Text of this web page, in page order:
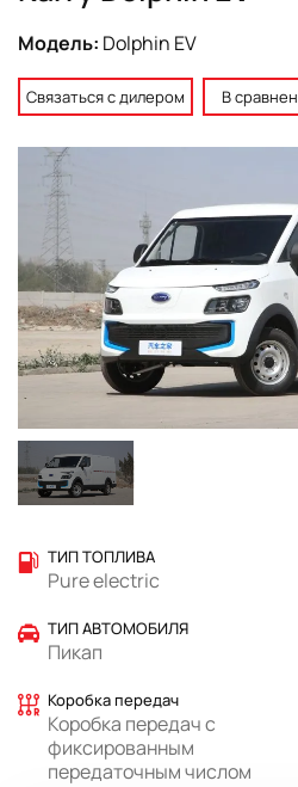
Модель: Dolphin EV
Связаться с дилером В
ТИП ТОПЛИВА
Pure electric
ТИП АВТОМОБИЛЯ
Пикап
Коробка передач
Коробка передач с
фиксированным
передаточным числом